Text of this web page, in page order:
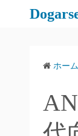
ホーム